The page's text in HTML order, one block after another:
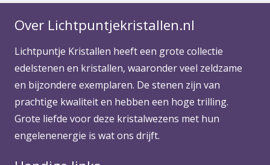
Over Lichtpuntjekristallen.nl
Lichtpuntje Kristallen heeft een grote collectie
edelstenen en kristallen, waaronder veel zeldzame
en bijzondere exemplaren. De stenen zijn van
prachtige kwaliteit en hebben een hoge trilling.
Grote liefde voor deze kristalwezens met hun
engelenenergie is wat ons drijft.